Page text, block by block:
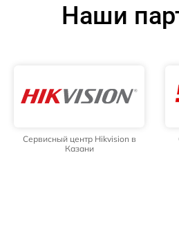
Наши
Сервисный центр Hikvision в
Казани